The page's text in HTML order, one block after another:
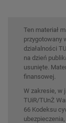
Ten materiał
przygotowany
działalności
na dzień
usunięte.
finansowej.
W zakresie, w
TUiR/TUnŻ
66 Kodeksu